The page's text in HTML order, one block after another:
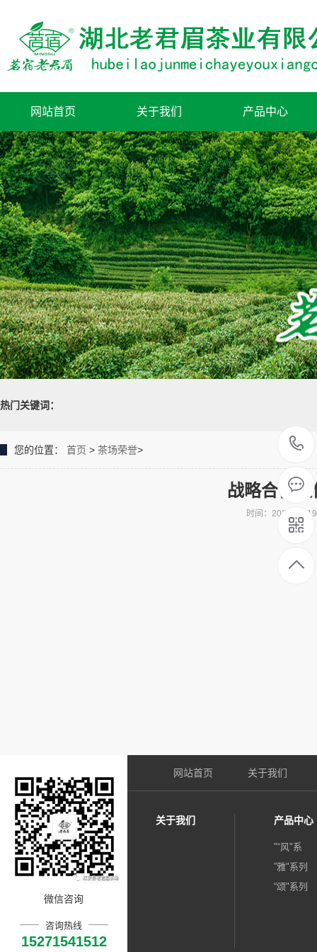
网站首页 关于我们 产品中心
热门关键词：
您的位置： 首页 > 茶场荣誉>
战略合作
时间：2021-04-
微信咨询
咨询热线
15271541512
网站首页 关于我们
关于我们 产品中心
"“风"系
”雅"系列
“颂"系列